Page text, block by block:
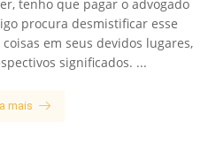
tenho que pagar o advogado
procura desmistificar esse
em seus devidos lugares,
significados. ...
mais